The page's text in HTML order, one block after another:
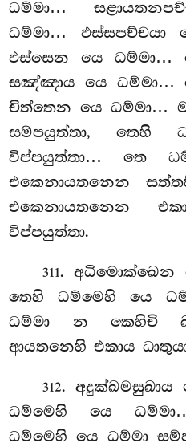
ධම්මා…
ධම්මා… ඵස්සපච්චයා
ඵස්සෙන යෙ ධම්මා…
සඤ්ඤාය යෙ ධම්මා…
චිත්තෙන යෙ ධම්මා…
සම්පයුත්තා, තෙහි
විප්පයුත්තා… තෙ
එකෙනායතනෙන
එකෙනායතනෙන
විප්පයුත්තා.
311. අධිමොක්ඛෙන
තෙහි ධම්මෙහි යෙ
ධම්මා න කෙහිචි
ආයතනෙහි එකාය
312. අදුක්ඛමසුඛාය
ධම්මෙහි යෙ
ධම්මෙහි යෙ ධම්මා